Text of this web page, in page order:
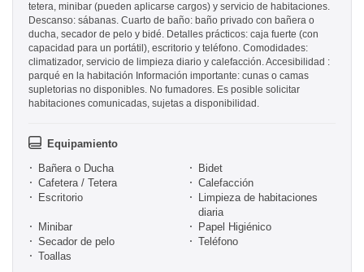
tetera, minibar (pueden aplicarse cargos) y servicio de habitaciones.
Descanso: sábanas. Cuarto de baño: baño privado con bañera o
ducha, secador de pelo y bidé. Detalles prácticos: caja fuerte (con
capacidad para un portátil), escritorio y teléfono. Comodidades:
climatizador, servicio de limpieza diario y calefacción. Accesibilidad :
parqué en la habitación Información importante: cunas o camas
supletorias no disponibles. No fumadores. Es posible solicitar
habitaciones comunicadas, sujetas a disponibilidad.
Equipamiento
Bañera o Ducha
Bidet
Cafetera / Tetera
Calefacción
Escritorio
Limpieza de habitaciones
diaria
Minibar
Papel Higiénico
Secador de pelo
Teléfono
Toallas